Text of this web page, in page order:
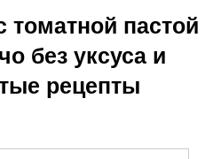
томатной пастой
без уксуса и
рецепты